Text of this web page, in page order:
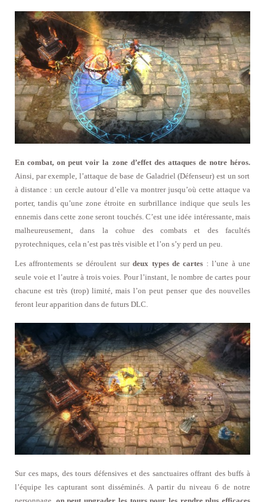
En combat, on peut voir la zone d’effet des attaques de notre héros.
Ainsi, par exemple, l’attaque de base de Galadriel (Défenseur) est un sort
à distance : un cercle autour d’elle va montrer jusqu’où cette attaque va
porter, tandis qu’une zone étroite en surbrillance indique que seuls les
ennemis dans cette zone seront touchés. C’est une idée intéressante, mais
malheureusement, dans la cohue des combats et des facultés
pyrotechniques, cela n’est pas très visible et l’on s’y perd un peu.
Les affrontements se déroulent surdeux types de cartes : l’une à une
seule voie et l’autre à trois voies. Pour l’instant, le nombre de cartes pour
chacune est très (trop) limité, mais l’on peut penser que des nouvelles
feront leur apparition dans de futurs DLC.
Sur ces maps, des tours défensives et des sanctuaires offrant des buffs à
l’équipe les capturant sont disséminés. A partir du niveau 6 de notre